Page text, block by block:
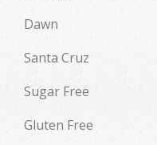
Dawn
Santa Cruz
Sugar Free
Gluten Free